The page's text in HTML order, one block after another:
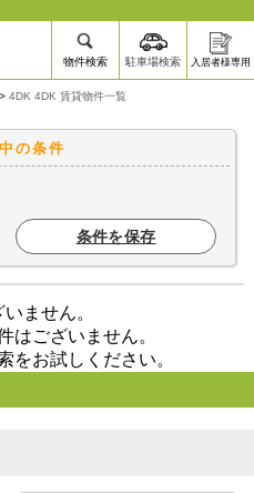
物件検索 駐車場検索 入居者様専用
4DK 4DK 賃貸物件一覧
の条件
条件を保存
ません。
はございません。
をお試しください。